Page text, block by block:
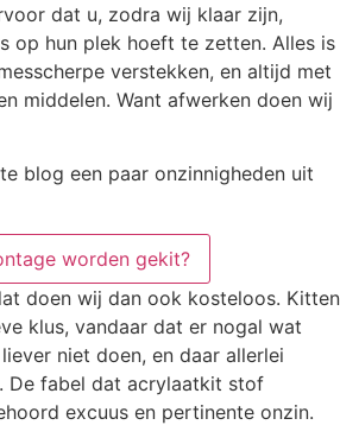
dat u, zodra wij klaar zijn,
op hun plek hoeft te zetten. Alles is
verstekken, en altijd met
middelen. Want afwerken doen wij
blog een paar onzinnigheden uit
worden gekit?
doen wij dan ook kosteloos. Kitten
klus, vandaar dat er nogal wat
niet doen, en daar allerlei
De fabel dat acrylaatkit stof
excuus en pertinente onzin.